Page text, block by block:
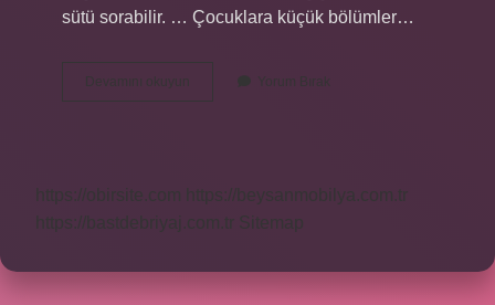
sütü sorabilir. … Çocuklara küçük bölümler…
Devamını okuyun
Yemek
Doktora
Gidilir
Yorum Bırak
https://obirsite.com
https://beysanmobilya.com.tr
https://bastdebriyaj.com.tr Sitemap